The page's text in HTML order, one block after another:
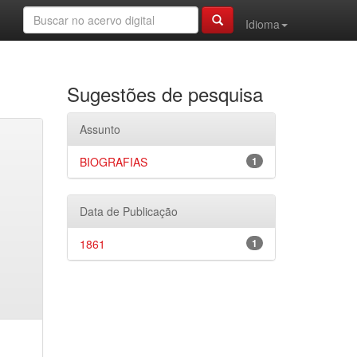
Idioma
Sugestões de pesquisa
Assunto
1
BIOGRAFIAS
Data de Publicação
1
1861